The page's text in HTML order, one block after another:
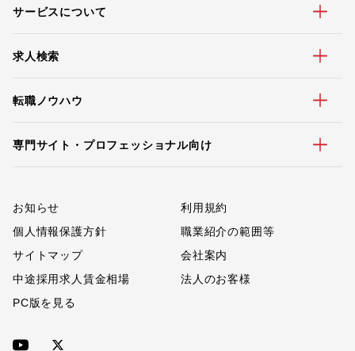
サービスについて
求人検索
転職ノウハウ
専門サイト・プロフェッショナル向け
お知らせ
利用規約
個人情報保護方針
職業紹介の範囲等
サイトマップ
会社案内
中途採用求人賃金相場
法人のお客様
PC版を見る